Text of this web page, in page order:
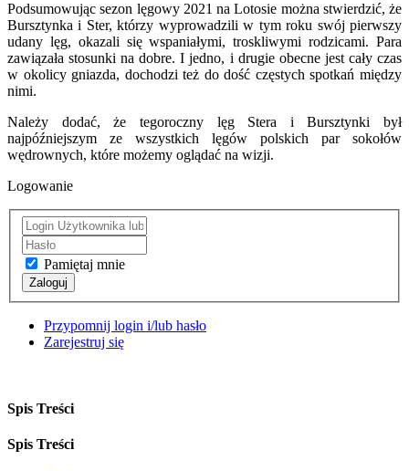
Podsumowując sezon lęgowy 2021 na Lotosie można stwierdzić, że
Bursztynka i Ster, którzy wyprowadzili w tym roku swój pierwszy
udany lęg, okazali się wspaniałymi, troskliwymi rodzicami. Para
zawiązała stosunki na dobre. I jedno, i drugie obecne jest cały czas
w okolicy gniazda, dochodzi też do dość częstych spotkań między
nimi.
Należy dodać, że tegoroczny lęg Stera i Bursztynki był
najpóźniejszym ze wszystkich lęgów polskich par sokołów
wędrownych, które możemy oglądać na wizji.
Logowanie
Pamiętaj mnie
Zaloguj
Przypomnij login i/lub hasło
Zarejestruj się
Spis Treści
Spis Treści